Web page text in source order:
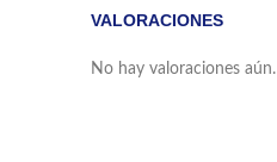
VALORACIONES
No hay valoraciones aún.